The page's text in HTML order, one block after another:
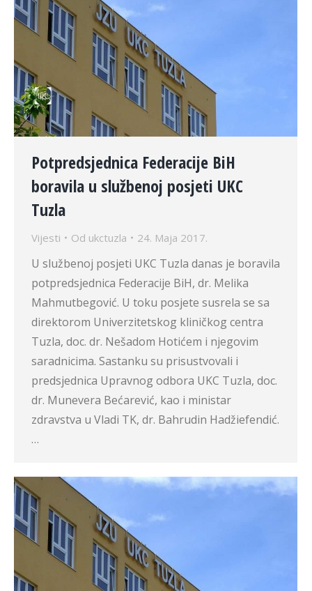
Potpredsjednica Federacije BiH
boravila u službenoj posjeti UKC
Tuzla
Vijesti Od ukctuzla 24. Maja 2017.
U službenoj posjeti UKC Tuzla danas je boravila
potpredsjednica Federacije BiH, dr. Melika
Mahmutbegović. U toku posjete susrela se sa
direktorom Univerzitetskog kliničkog centra
Tuzla, doc. dr. Nešadom Hotićem i njegovim
saradnicima. Sastanku su prisustvovali i
predsjednica Upravnog odbora UKC Tuzla, doc.
dr. Munevera Bećarević, kao i ministar
zdravstva u Vladi TK, dr. Bahrudin Hadžiefendić.
…